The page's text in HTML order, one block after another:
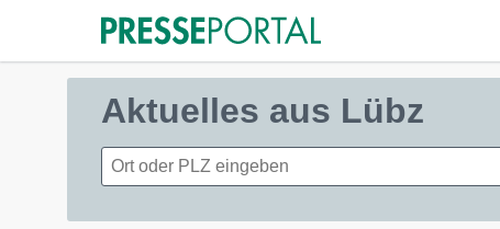
Aktuelles aus Lübz